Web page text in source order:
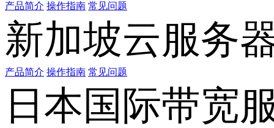
产品简介 操作指南 常见问题
新加坡云服务
产品简介 操作指南 常见问题
日本国际带宽